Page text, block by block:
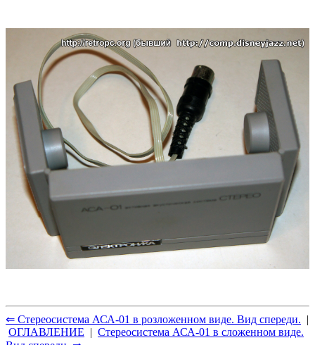
⇐ Стереосистема АСА-01 в розложенном виде. Вид спереди. |
ОГЛАВЛЕНИЕ | Стереосистема АСА-01 в сложенном виде.